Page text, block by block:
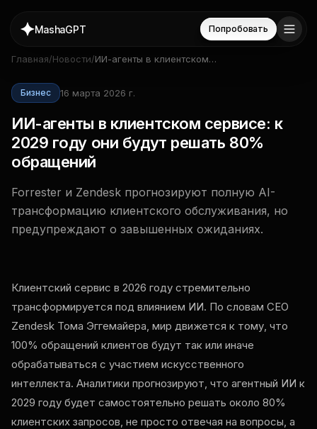
MashaGPT Попробовать
Главная/Новости/ИИ-агенты в клиентском
Бизнес 16 марта 2026 г.
ИИ-агенты в клиентском сервисе: к
2029 году они будут решать 80%
обращений
Forrester и Zendesk прогнозируют полную AI-
трансформацию клиентского обслуживания, но
предупреждают о завышенных ожиданиях.
Клиентский сервис в 2026 году стремительно
трансформируется под влиянием ИИ. По словам CEO
Zendesk Тома Эггемайера, мир движется к тому, что
100% обращений клиентов будут так или иначе
обрабатываться с участием искусственного
интеллекта. Аналитики прогнозируют, что агентный ИИ к
2029 году будет самостоятельно решать около 80%
клиентских запросов, не просто отвечая на вопросы, а